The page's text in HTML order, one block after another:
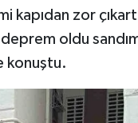
kapıdan zor
oldu
konuştu.